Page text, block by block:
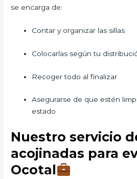
se encarga de:
Contar y organizar las sillas
Colocarlas según tu
Recoger todo al finalizar
Asegurarse de que estén
estado
Nuestro servicio
acojinadas para
Ocotal